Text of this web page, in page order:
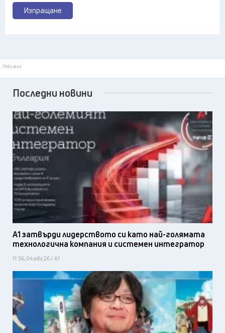
Изпращане
Реклама
Последни новини
А1 затвърди лидерството си като най-голямата
технологична компания и системен интегратор
11:56, 04 авг 26 / А1